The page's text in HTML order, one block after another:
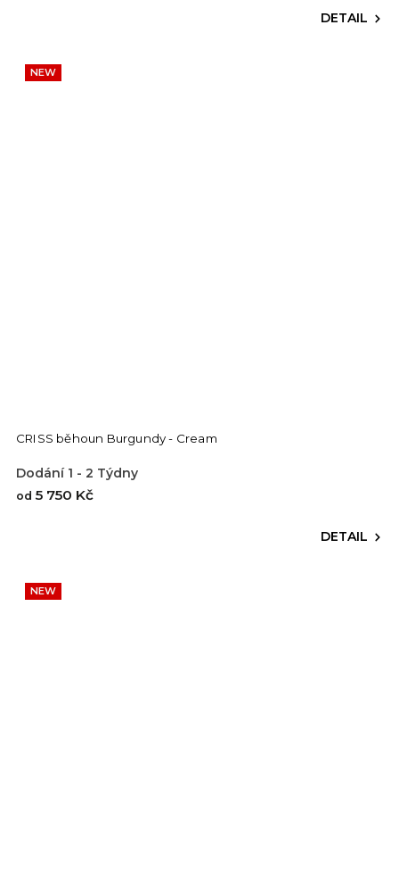
DETAIL
NEW
CRISS běhoun Burgundy - Cream
Dodání 1 - 2 Týdny
od 5 750 Kč
DETAIL
NEW